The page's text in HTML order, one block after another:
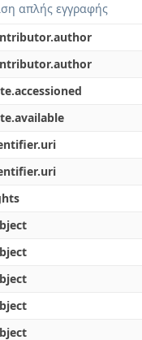
απλής εγγραφής